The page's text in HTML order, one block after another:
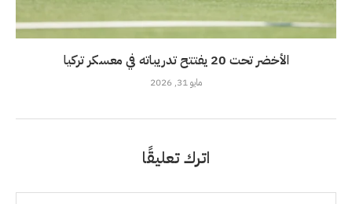
الأخضر تحت 20 يفتتح تدريباته في معسكر تركيا
مايو 31, 2026
اترك تعليقًا